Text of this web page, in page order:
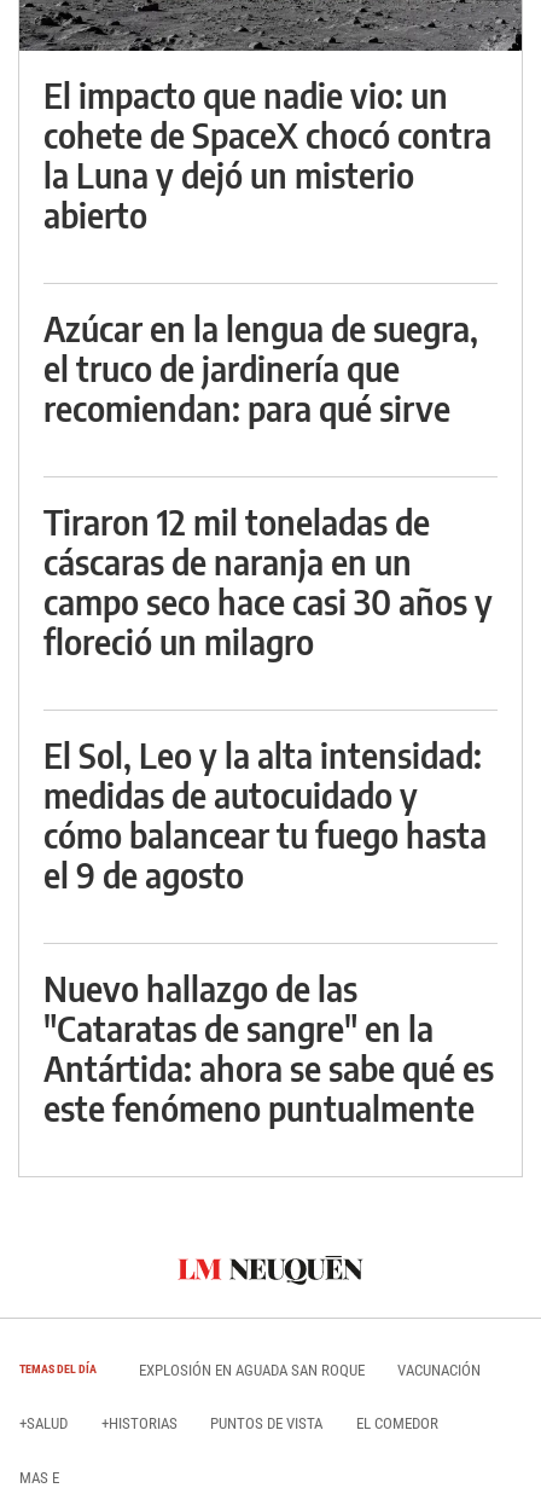
El impacto que nadie vio: un
cohete de SpaceX chocó contra
la Luna y dejó un misterio
abierto
Azúcar en la lengua de suegra,
el truco de jardinería que
recomiendan: para qué sirve
Tiraron 12 mil toneladas de
cáscaras de naranja en un
campo seco hace casi 30 años y
floreció un milagro
El Sol, Leo y la alta intensidad:
medidas de autocuidado y
cómo balancear tu fuego hasta
el 9 de agosto
Nuevo hallazgo de las
"Cataratas de sangre" en la
Antártida: ahora se sabe qué es
este fenómeno puntualmente
TEMAS DEL DÍA EXPLOSIÓN EN AGUADA SAN ROQUE VACUNACIÓN
+SALUD +HISTORIAS PUNTOS DE VISTA EL COMEDOR
MAS E